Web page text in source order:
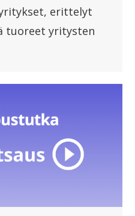
erittelyt
tuoreet yritysten